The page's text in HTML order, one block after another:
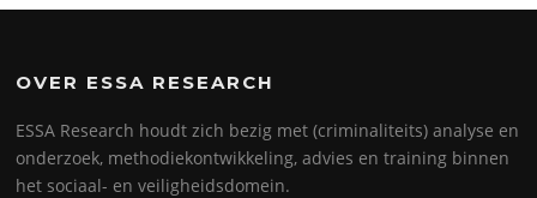
OVER ESSA RESEARCH
ESSA Research houdt zich bezig met (criminaliteits) analyse en
onderzoek, methodiekontwikkeling, advies en training binnen
het sociaal- en veiligheidsdomein.